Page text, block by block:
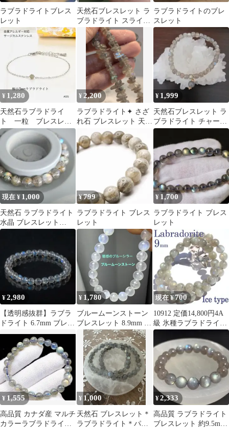
ラブラドライトブレス
レット
天然石ブレスレット ラ
ブラドライト スライド
チェーン
ラブラドライトのブレ
スレット
¥ 1,280
天然石ラブラドライ
ト 一粒 ブレスレッ
トorアンクレット サ
ージカルステンレスS
¥2,200
ラブラドライト✦ さざ
れ石 ブレスレット 天然
¥ 1,999
天然石ブレスレット ラ
ブラドライト チャーム
付き
現在 ¥ 1,000
天然石 ラブラドライト
水晶 ブレスレット
7Y8z 7.6mm
¥799
ラブラドライト ブレス
レット
¥ 1,700
ラブラドライト ブレス
レット
¥2,980
【透明感抜群】ラブラ
ドライト 6.7mm ブレス
レット 16.5cm/109
¥ 1,780
ブルームーンストーン
ブレスレット 8.9mm 天
然石 パワーストー
ン 高品質
現在 ¥700
10912 定価14,800円4A
級 氷種ラブラドライト
9mmブレスレット
¥ 1,555
高品質 カナダ産 マルチ
カラーラブラドライト
¥ 1,000
天然石 ブレスレット＊
ラブラドライト＊パワ
¥2,333
高品質 ラブラドライト
ブレスレット 約9.5mm